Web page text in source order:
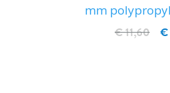
mm
€
€ 11,60